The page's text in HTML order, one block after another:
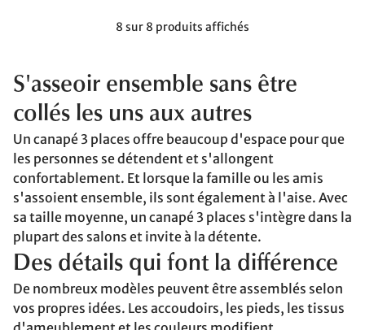
8 sur 8 produits affichés
S'asseoir ensemble sans être
collés les uns aux autres
Un canapé 3 places offre beaucoup d'espace pour que
les personnes se détendent et s'allongent
confortablement. Et lorsque la famille ou les amis
s'assoient ensemble, ils sont également à l'aise. Avec
sa taille moyenne, un canapé 3 places s'intègre dans la
plupart des salons et invite à la détente.
Des détails qui font la différence
De nombreux modèles peuvent être assemblés selon
vos propres idées. Les accoudoirs, les pieds, les tissus